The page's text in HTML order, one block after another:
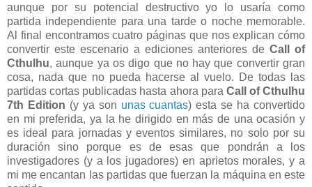
aunque por su potencial destructivo yo lo usaría como
partida independiente para una tarde o noche memorable.
Al final encontramos cuatro páginas que nos explican cómo
convertir este escenario a ediciones anteriores de Call of
Cthulhu, aunque ya os digo que no hay que convertir gran
cosa, nada que no pueda hacerse al vuelo. De todas las
partidas cortas publicadas hasta ahora para Call of Cthulhu
7th Edition (y ya son unas cuantas) esta se ha convertido
en mi preferida, ya la he dirigido en más de una ocasión y
es ideal para jornadas y eventos similares, no solo por su
duración sino porque es de esas que pondrán a los
investigadores (y a los jugadores) en aprietos morales, y a
mi me encantan las partidas que fuerzan la máquina en este